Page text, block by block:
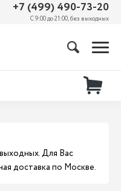
+7 (499) 490-73-20
С 9:00 до 21:00, без выходных
Для Вас
доставка по Москве.